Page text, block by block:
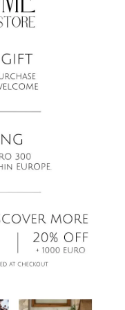
ET, SI POSSIBLE, LE
DU CLIENT À
À LA
CLIENT À L'ADRESSE
RETOURNÉS,
LES FRAIS DE
À LA CHARGE DU
POUR LA
EST RETOURNÉE,
UN DÉLAI DE
DES PRODUITS
LA PREUVE
PLUS ANCIENNE DE